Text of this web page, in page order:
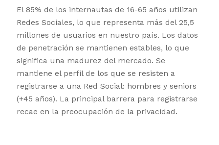
El 85% de los internautas de 16-65 años utilizan
Redes Sociales, lo que representa más del 25,5
millones de usuarios en nuestro país. Los datos
de penetración se mantienen estables, lo que
significa una madurez del mercado. Se
mantiene el perfil de los que se resisten a
registrarse a una Red Social: hombres y seniors
(+45 años). La principal barrera para registrarse
recae en la preocupación de la privacidad.